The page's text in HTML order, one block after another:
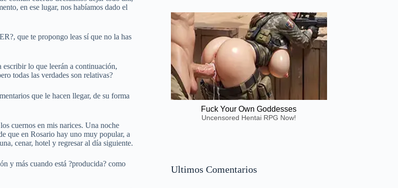
en ese lugar, nos habíamos dado el
que te propongo leas sí que no la has
escribir lo que leerán a continuación,
todas las verdades son relativas?
que le hacen llegar, de su forma
cuernos en mis narices. Una noche
que en Rosario hay uno muy popular, a
cenar, hotel y regresar al día siguiente.
y más cuando está ?producida? como
Fuck Your Own Goddesses
Uncensored Hentai RPG Now!
Ultimos Comentarios